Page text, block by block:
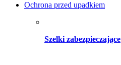
Ochrona przed upadkiem
Szelki zabezpieczające